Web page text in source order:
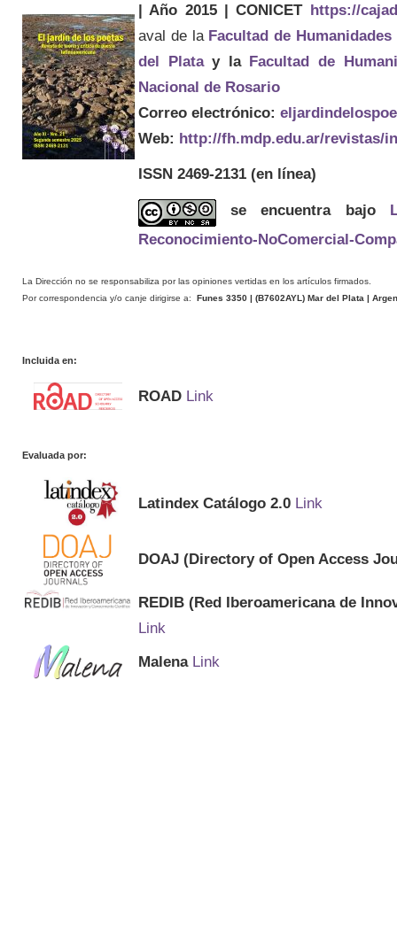
| Año 2015 | CONICET https://
aval de la Facultad de Humanidades
del Platay la Facultad de
Nacional de Rosario
Correo electrónico:
Web: http://fh.mdp.edu.ar/revistas/
ISSN 2469-2131 (en línea)
se encuentra bajo
Reconocimiento-NoComercial-
La Dirección no se responsabiliza por las opiniones vertidas en los artículos firmados.
Por correspondencia y/o canje dirigirse a: Funes 3350 | (B7602AYL) Mar del Plata |
Incluida en:
ROAD Link
Evaluada por:
Latindex Catálogo 2.0 Link
DOAJ (Directory of Open Access
REDIB (Red Iberoamericana de
Link
Malena Link